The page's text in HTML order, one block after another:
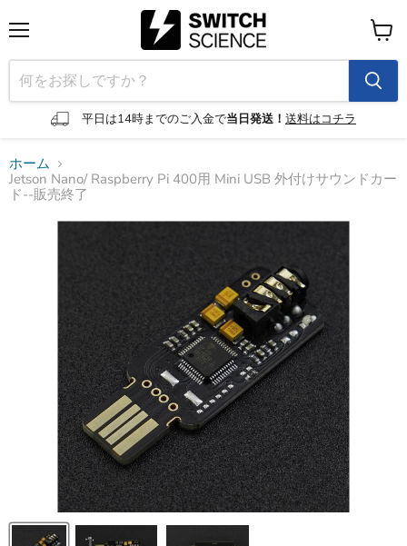
ニ
ュ
ー
平日は14時までのご入金で当日発送！ 送料はコチラ
カ
ー
ト
を
見
ホーム
Jetson Nano/ Raspberry Pi 400用 Mini USB 外付けサウンドカー
ド--販売終了